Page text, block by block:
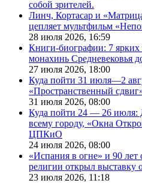
собой зрителей.
Линч, Кортасар и
цепляет мультфильм
28 июля 2026, 16:59
Книги-биографии: 7 ярких
монахинь Средневековья
27 июля 2026, 18:00
Куда пойти 31 июля—2
«Пространственный
31 июля 2026, 08:00
Куда пойти 24 — 26 июля:
всему городу, «Окна
ЦПКиО
24 июля 2026, 08:00
«Испания в огне» и 90 лет
религии открыл выставку
23 июля 2026, 11:18